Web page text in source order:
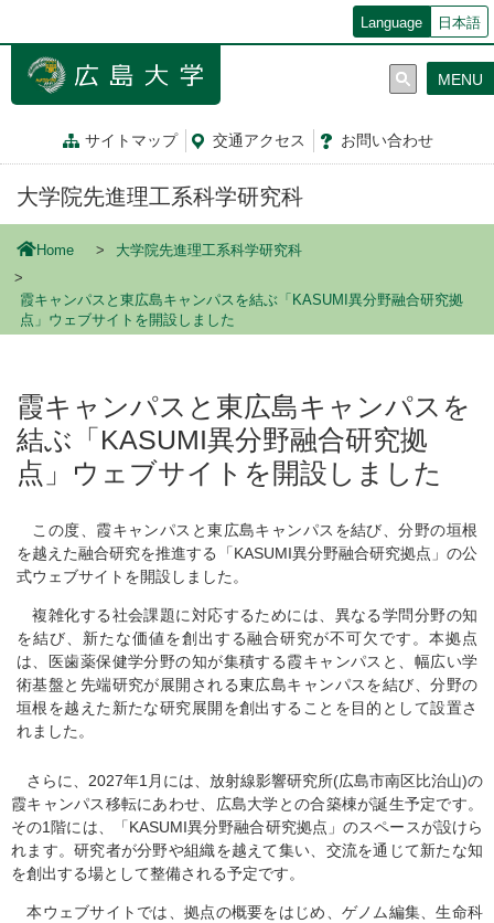
ン
Language 日本語
サイトマップ 交通アクセス お問い合わせ
MENU
大学院先進理工系科学研究科
Home 大学院先進理工系科学研究科
霞キャンパスと東広島キャンパスを結ぶ「KASUMI異分野融合研究拠
点」ウェブサイトを開設しました
霞キャンパスと東広島キャンパスを
結ぶ「KASUMI異分野融合研究拠
点」ウェブサイトを開設しました
この度、霞キャンパスと東広島キャンパスを結び、分野の垣根
を越えた融合研究を推進する「KASUMI異分野融合研究拠点」の公
式ウェブサイトを開設しました。
複雑化する社会課題に対応するためには、異なる学問分野の知
を結び、新たな価値を創出する融合研究が不可欠です。本拠点
は、医歯薬保健学分野の知が集積する霞キャンパスと、幅広い学
術基盤と先端研究が展開される東広島キャンパスを結び、分野の
垣根を越えた新たな研究展開を創出することを目的として設置さ
れました。
さらに、2027年1月には、放射線影響研究所(広島市南区比治山)の
霞キャンパス移転にあわせ、広島大学との合築棟が誕生予定です。
その1階には、「KASUMI異分野融合研究拠点」のスペースが設けら
れます。研究者が分野や組織を越えて集い、交流を通じて新たな知
を創出する場として整備される予定です。
本ウェブサイトでは、拠点の概要をはじめ、ゲノム編集、生命科